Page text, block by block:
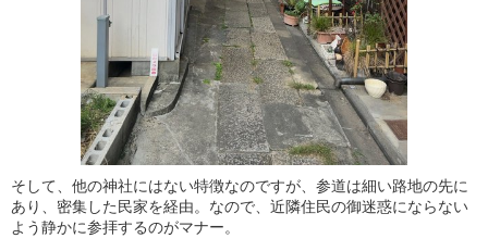
そして、他の神社にはない特徴なのですが、参道は細い路地の先に
あり、密集した民家を経由。なので、近隣住民の御迷惑にならない
よう静かに参拝するのがマナー。